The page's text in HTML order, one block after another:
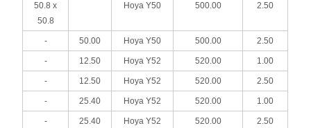
50.8 x
50.8
Hoya Y50 500.00 2.50
- 50.00 Hoya Y50 500.00 2.50
- 12.50 Hoya Y52 520.00 1.00
- 12.50 Hoya Y52 520.00 2.50
- 25.40 Hoya Y52 520.00 1.00
- 25.40 Hoya Y52 520.00 2.50